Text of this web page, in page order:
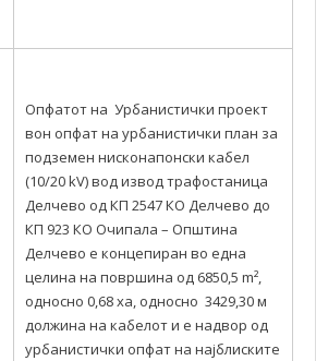
Опфатот на Урбанистички проект
вон опфат на урбанистички план за
подземен нисконапонски кабел
(10/20 kV) вод извод трафостаница
Делчево од КП 2547 КО Делчево до
КП 923 КО Очипала – Општина
Делчево е концепиран во една
целина на површина од 6850,5 m²,
односно 0,68 хa, односно 3429,30 м
должина на кабелот и е надвор од
урбанистички опфат на најблиските